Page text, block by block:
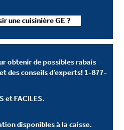
une cuisinière GE ?
obtenir de possibles rabais
des conseils d’experts! 1-877-
et FACILES.
disponibles à la caisse.